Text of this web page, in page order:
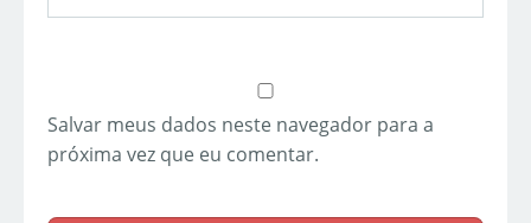
Salvar meus dados neste navegador para a
próxima vez que eu comentar.